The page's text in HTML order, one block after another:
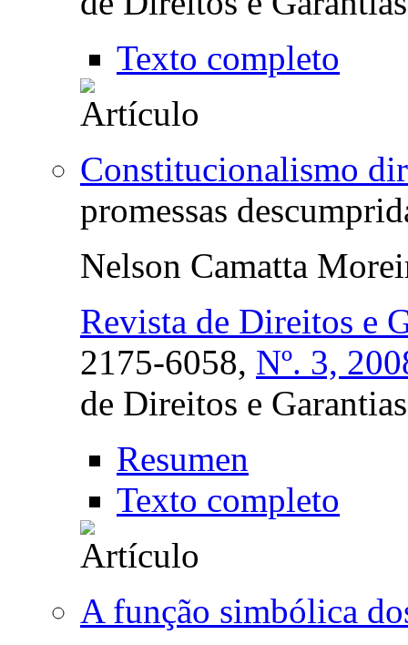
Texto completo
Constitucionalismo
promessas
Nelson Camatta
Revista de Direitos e
2175-6058, Nº. 3,
de Direitos e
Resumen
Texto completo
A função simbólica